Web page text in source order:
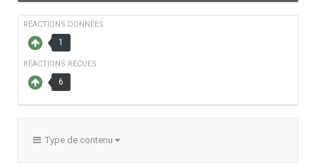
RÉACTIONS DONNÉES
1
RÉACTIONS REÇUES
6
Type de contenu